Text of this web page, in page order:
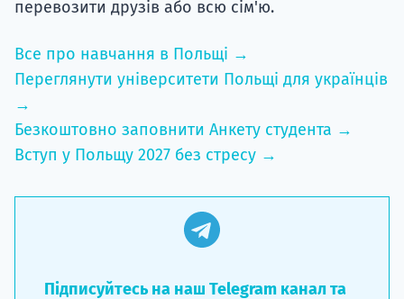
перевозити друзів або всю сім'ю.
Все про навчання в Польщі →
Переглянути університети Польщі для українців
→
Безкоштовно заповнити Анкету студента →
Вступ у Польщу 2027 без стресу →
Підписуйтесь на наш Telegram канал та